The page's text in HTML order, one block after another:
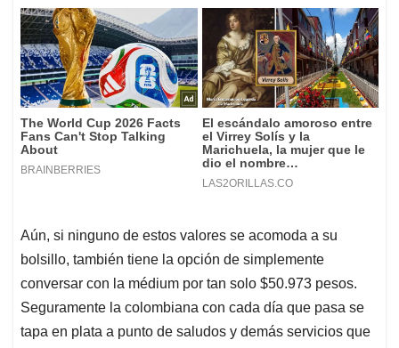
Aún, si ninguno de estos valores se acomoda a su
bolsillo, también tiene la opción de simplemente
conversar con la médium por tan solo $50.973 pesos.
Seguramente la colombiana con cada día que pasa se
tapa en plata a punto de saludos y demás servicios que